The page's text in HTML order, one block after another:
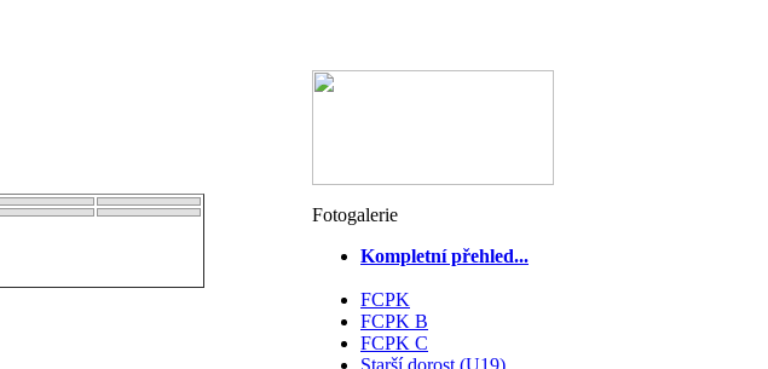
Fotogalerie
Kompletní přehled...
FCPK
FCPK B
FCPK C
Starší dorost (U19)